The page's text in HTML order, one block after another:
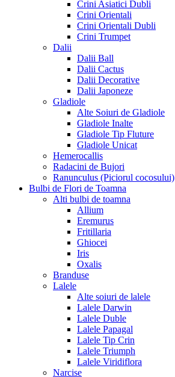
Crini Asiatici Dubli
Crini Orientali
Crini Orientali Dubli
Crini Trumpet
Dalii
Dalii Ball
Dalii Cactus
Dalii Decorative
Dalii Japoneze
Gladiole
Alte Soiuri de Gladiole
Gladiole Inalte
Gladiole Tip Fluture
Gladiole Unicat
Hemerocallis
Radacini de Bujori
Ranunculus (Piciorul cocosului)
Bulbi de Flori de Toamna
Alti bulbi de toamna
Allium
Eremurus
Fritillaria
Ghiocei
Iris
Oxalis
Branduse
Lalele
Alte soiuri de lalele
Lalele Darwin
Lalele Duble
Lalele Papagal
Lalele Tip Crin
Lalele Triumph
Lalele Viridiflora
Narcise